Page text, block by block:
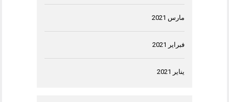
مارس 2021
فبراير 2021
يناير 2021